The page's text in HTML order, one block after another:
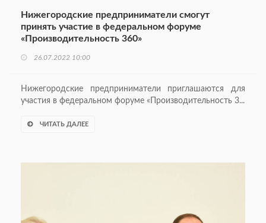
Нижегородские предприниматели смогут
принять участие в федеральном форуме
«Производительность 360»
26.07.2022 10:00
Нижегородские предприниматели приглашаются для
участия в федеральном форуме «Производительность 3...
ЧИТАТЬ ДАЛЕЕ